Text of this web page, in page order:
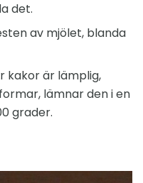
det.
av mjölet, blanda
kakor är lämplig,
lämnar den i en
grader.